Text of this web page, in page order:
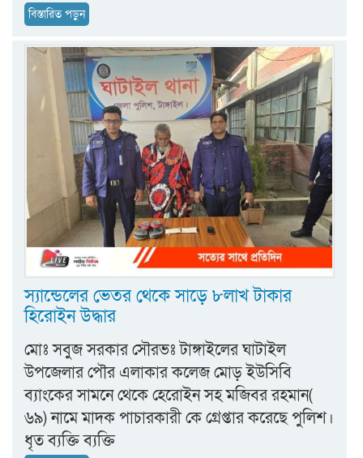
বিস্তারিত পড়ুন
স্যান্ডেলের ভেতর থেকে সাড়ে ৮লাখ টাকার
হিরোইন উদ্ধার
মোঃ সবুজ সরকার সৌরভঃ টাঙ্গাইলের ঘাটাইল
উপজেলার পৌর এলাকার কলেজ মোড় ইউসিবি
ব্যাংকের সামনে থেকে হেরোইন সহ মজিবর রহমান(
৬৯) নামে মাদক পাচারকারী কে গ্রেপ্তার করেছে পুলিশ।
ধৃত ব্যক্তি ব্যক্তি